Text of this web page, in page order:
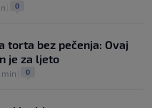
0
torta bez pečenja: Ovaj
je za ljeto
min 0